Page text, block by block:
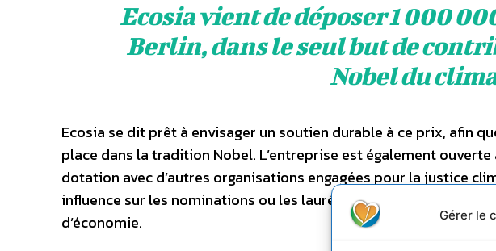
Gérer le
Ecosia vient de déposer 1 000
Berlin, dans le seul but de
Nobel du
Ecosia se dit prêt à envisager un soutien durable à ce prix, afin
place dans la tradition Nobel. L’entreprise est également
dotation avec d’autres organisations engagées pour la justice
influence sur les nominations ou les lauréats, conformément au
d’économie.